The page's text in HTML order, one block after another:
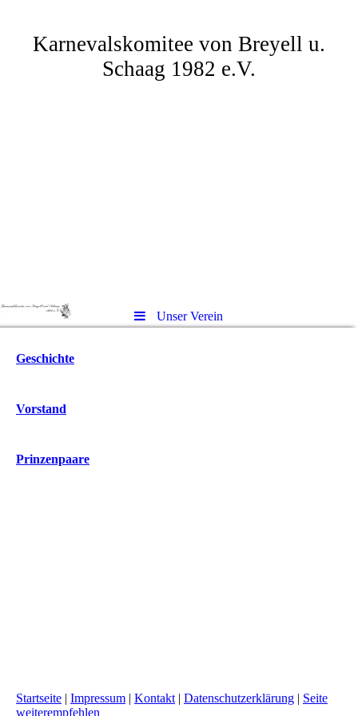
Karnevalskomitee von Breyell u.
Schaag 1982 e.V.
Unser Verein
Geschichte
Vorstand
Prinzenpaare
Startseite | Impressum | Kontakt | Datenschutzerklärung | Seite
weiterempfehlen